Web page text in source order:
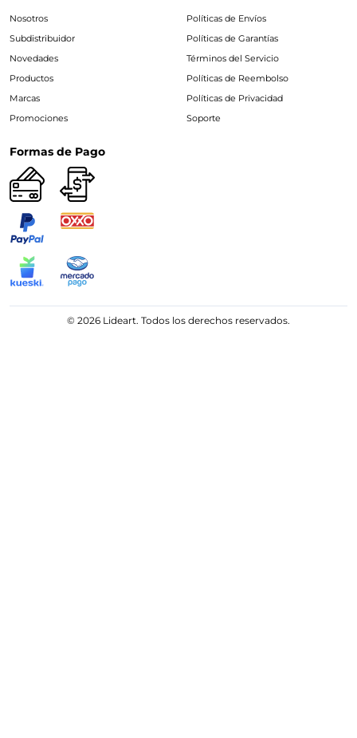
Nosotros
Subdistribuidor
Novedades
Productos
Marcas
Promociones
Políticas de Envíos
Políticas de Garantías
Términos del Servicio
Políticas de Reembolso
Políticas de Privacidad
Soporte
Formas de Pago
© 2026 Lideart. Todos los derechos reservados.